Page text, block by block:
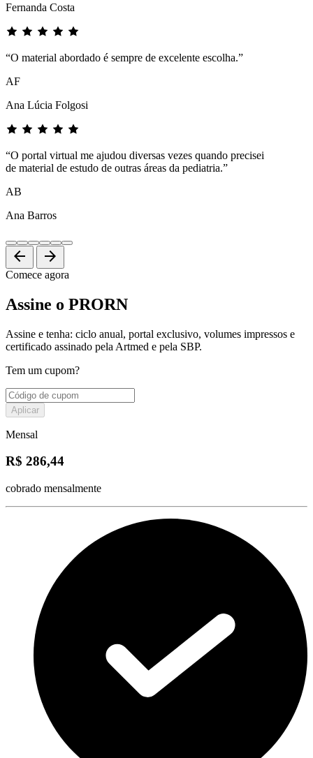
Fernanda Costa
“O material abordado é sempre de excelente escolha.”
AF
Ana Lúcia Folgosi
“O portal virtual me ajudou diversas vezes quando precisei
de material de estudo de outras áreas da pediatria.”
AB
Ana Barros
arrow_back arrow_forward
Comece agora
Assine o PRORN
Assine e tenha: ciclo anual, portal exclusivo, volumes impressos e
certificado assinado pela Artmed e pela SBP.
Tem um cupom?
Aplicar
Mensal
R$ 286,44
cobrado mensalmente